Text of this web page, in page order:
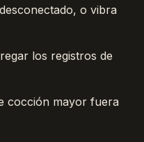
o vibra
los registros de
cocción mayor fuera